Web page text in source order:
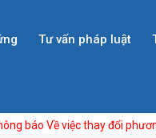
Tư vấn pháp luật
việc thay đổi phương thức